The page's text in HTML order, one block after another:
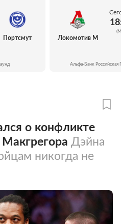
Портсмут Локомотив М
Альфа-Банк Российская
о конфликте
Дэйна
никогда не